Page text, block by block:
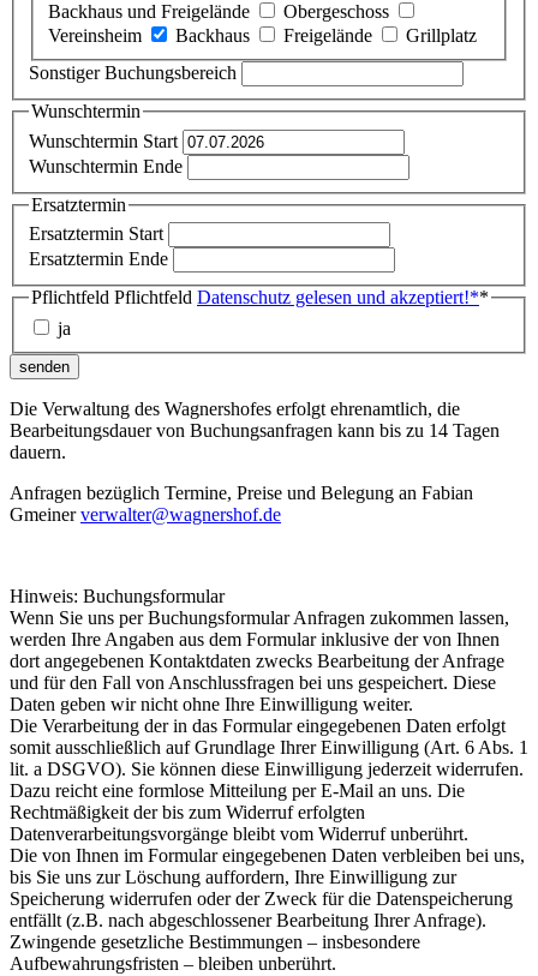
Backhaus und Freigelände
Obergeschoss
Vereinsheim
Backhaus Freigelände
Grillplatz
Sonstiger Buchungsbereich
Wunschtermin
Wunschtermin Start
Wunschtermin Ende
Ersatztermin
Ersatztermin Start
Ersatztermin Ende
Pflichtfeld Pflichtfeld Datenschutz gelesen und akzeptiert!**
ja
senden
Die Verwaltung des Wagnershofes erfolgt ehrenamtlich, die
Bearbeitungsdauer von Buchungsanfragen kann bis zu 14 Tagen
dauern.
Anfragen bezüglich Termine, Preise und Belegung an Fabian
Gmeinerverwalter@wagnershof.de
Hinweis: Buchungsformular
Wenn Sie uns per Buchungsformular Anfragen zukommen lassen,
werden Ihre Angaben aus dem Formular inklusive der von Ihnen
dort angegebenen Kontaktdaten zwecks Bearbeitung der Anfrage
und für den Fall von Anschlussfragen bei uns gespeichert. Diese
Daten geben wir nicht ohne Ihre Einwilligung weiter.
Die Verarbeitung der in das Formular eingegebenen Daten erfolgt
somit ausschließlich auf Grundlage Ihrer Einwilligung (Art. 6 Abs. 1
lit. a DSGVO). Sie können diese Einwilligung jederzeit widerrufen.
Dazu reicht eine formlose Mitteilung per E-Mail an uns. Die
Rechtmäßigkeit der bis zum Widerruf erfolgten
Datenverarbeitungsvorgänge bleibt vom Widerruf unberührt.
Die von Ihnen im Formular eingegebenen Daten verbleiben bei uns,
bis Sie uns zur Löschung auffordern, Ihre Einwilligung zur
Speicherung widerrufen oder der Zweck für die Datenspeicherung
entfällt (z.B. nach abgeschlossener Bearbeitung Ihrer Anfrage).
Zwingende gesetzliche Bestimmungen – insbesondere
Aufbewahrungsfristen – bleiben unberührt.